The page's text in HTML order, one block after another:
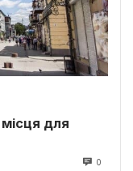
місця для
0